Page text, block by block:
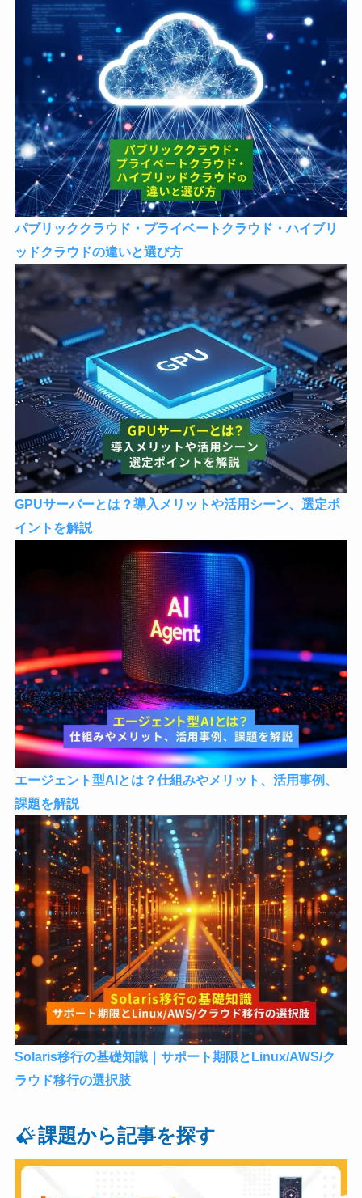
パブリッククラウド・プライベートクラウド・ハイブリ
ッドクラウドの違いと選び方
GPUサーバーとは？導入メリットや活用シーン、選定ポ
イントを解説
エージェント型AIとは？仕組みやメリット、活用事例、
課題を解説
Solaris移行の基礎知識｜サポート期限とLinux/AWS/ク
ラウド移行の選択肢
課題から記事を探す